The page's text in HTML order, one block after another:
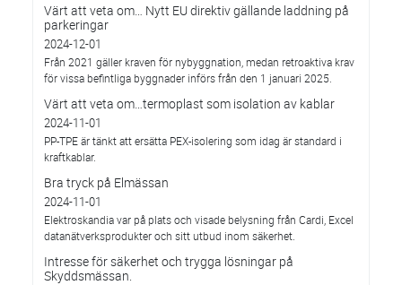
Värt att veta om… Nytt EU direktiv gällande laddning på
parkeringar
2024-12-01
Från 2021 gäller kraven för nybyggnation, medan retroaktiva krav
för vissa befintliga byggnader införs från den 1 januari 2025.
Värt att veta om…termoplast som isolation av kablar
2024-11-01
PP-TPE är tänkt att ersätta PEX-isolering som idag är standard i
kraftkablar.
Bra tryck på Elmässan
2024-11-01
Elektroskandia var på plats och visade belysning från Cardi, Excel
datanätverksprodukter och sitt utbud inom säkerhet.
Intresse för säkerhet och trygga lösningar på
Skyddsmässan.